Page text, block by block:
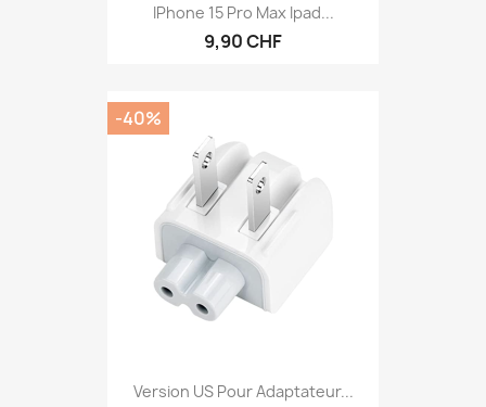
IPhone 15 Pro Max Ipad...
9,90 CHF
Version US Pour Adaptateur...
-40%